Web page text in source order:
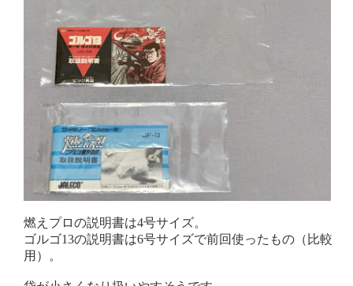
燃えプロの説明書は4号サイズ。
ゴルゴ13の説明書は6号サイズで前回使ったもの（比較
用）。